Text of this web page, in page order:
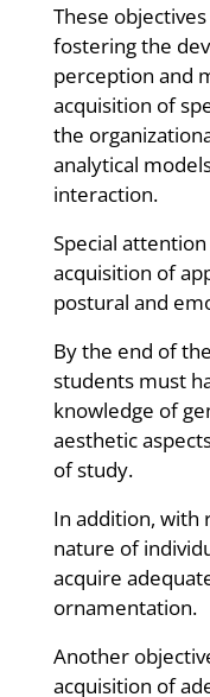
These
fostering the
perception and
acquisition of
the
analytical
interaction.
Special
acquisition of
postural and
By the end of
students must
knowledge of
aesthetic
of study.
In addition, with
nature of
acquire
ornamentation.
Another
acquisition of